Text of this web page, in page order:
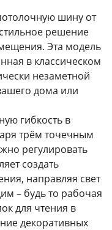
шину от
решение
Эта модель
в классическом
незаметной
дома или
гибкость в
трём точечным
регулировать
создать
направляя свет
– будь то рабочая
для чтения в
декоративных